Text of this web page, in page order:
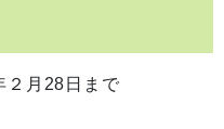
２月28日まで